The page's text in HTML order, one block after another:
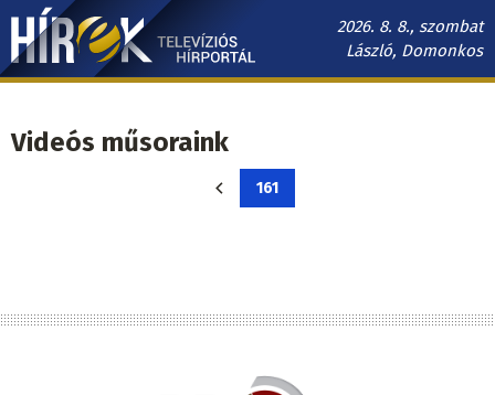
Ugrás
tartalomra
2026. 8. 8., szombat
László, Domonkos
Hírek.sk
navigáció
Videós műsoraink
161